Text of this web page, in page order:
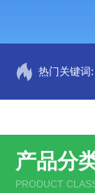
热门关键词:
产品分
PRODUCT